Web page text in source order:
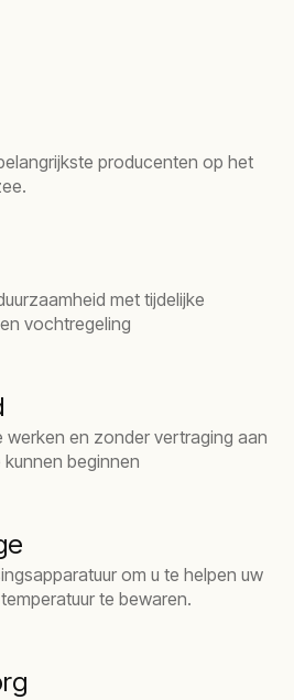
producenten op het
met tijdelijke
vochtregeling
werken en zonder vertraging aan
beginnen
om u te helpen uw
te bewaren.